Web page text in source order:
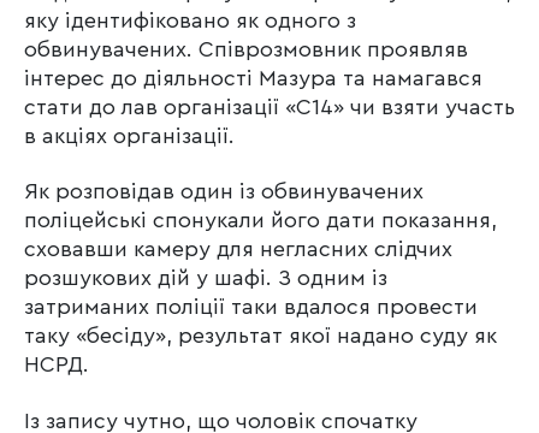
яку ідентифіковано як одного з
обвинувачених. Співрозмовник проявляв
інтерес до діяльності Мазура та намагався
стати до лав організації «С14» чи взяти участь
в акціях організації.
Як розповідав один із обвинувачених
поліцейські спонукали його дати показання,
сховавши камеру для негласних слідчих
розшукових дій у шафі. З одним із
затриманих поліції таки вдалося провести
таку «бесіду», результат якої надано суду як
НСРД.
Із запису чутно, що чоловік спочатку